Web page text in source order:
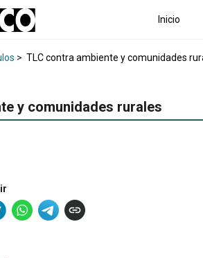
Inicio
> TLC contra ambiente y comunidades
y comunidades rurales